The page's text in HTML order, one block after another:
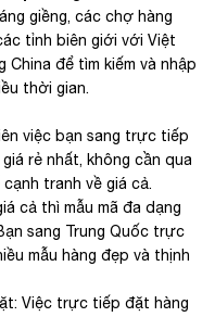
giềng, các chợ hàng
tỉnh biên giới với Việt
China để tìm kiếm và nhập
thời gian.
việc bạn sang trực tiếp
rẻ nhất, không cần qua
tranh về giá cả.
cả thì mẫu mã đa dạng
sang Trung Quốc trực
mẫu hàng đẹp và thịnh
Việc trực tiếp đặt hàng